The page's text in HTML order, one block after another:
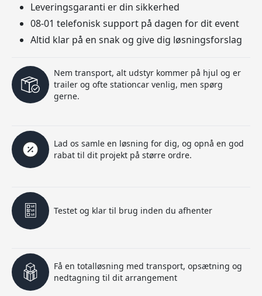
Leveringsgaranti er din sikkerhed
08-01 telefonisk support på dagen for dit event
Altid klar på en snak og give dig løsningsforslag
Nem transport, alt udstyr kommer på hjul og er
trailer og ofte stationcar venlig, men spørg
gerne.
Lad os samle en løsning for dig, og opnå en god
rabat til dit projekt på større ordre.
Testet og klar til brug inden du afhenter
Få en totalløsning med transport, opsætning og
nedtagning til dit arrangement